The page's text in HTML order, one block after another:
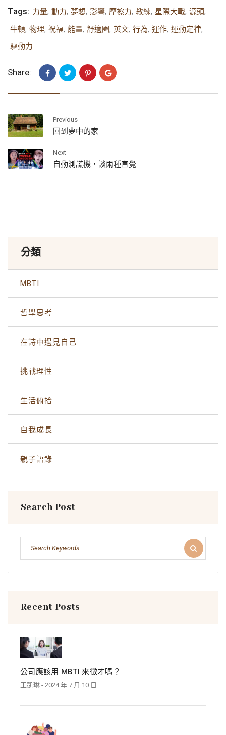
Tags: 力量, 動力, 夢想, 影響, 摩擦力, 教練, 星際大戰, 源頭,
牛頓, 物理, 祝福, 能量, 舒適圈, 英文, 行為, 運作, 運動定律,
驅動力
Share:
Previous
回到夢中的家
Next
自動測謊機，談兩種直覺
分類
MBTI
哲學思考
在詩中遇見自己
挑戰理性
生活俯拾
自我成長
親子語錄
Search Post
Recent Posts
公司應該用 MBTI 來徵才嗎？
王凱琳 - 2024 年 7 月 10 日